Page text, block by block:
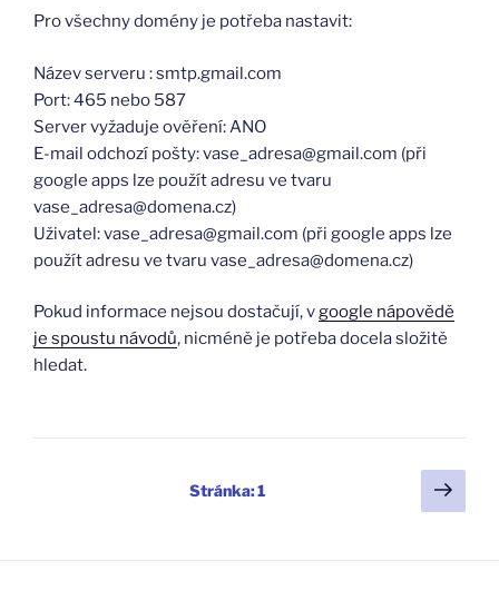
Pro všechny domény je potřeba nastavit:
Název serveru : smtp.gmail.com
Port: 465 nebo 587
Server vyžaduje ověření: ANO
E-mail odchozí pošty: vase_adresa@gmail.com (při
google apps lze použít adresu ve tvaru
vase_adresa@domena.cz)
Uživatel: vase_adresa@gmail.com (při google apps lze
použít adresu ve tvaru vase_adresa@domena.cz)
Pokud informace nejsou dostačují, vgoogle nápovědě
je spoustu návodů, nicméně je potřeba docela složitě
hledat.
Stránka:1
Další